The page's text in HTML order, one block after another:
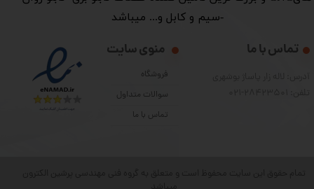
-سیم و کابل و... میباشد
منوی سایت
فروشگاه
سوالات متداول
تماس با ما
تماس با ما